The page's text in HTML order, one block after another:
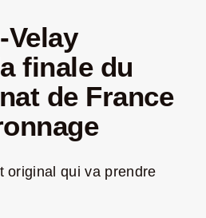
Velay
finale du
de France
original qui va prendre